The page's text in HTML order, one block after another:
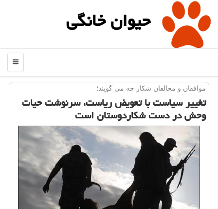
حیوان خانگی
منو
موافقان و مخالفان شكار چه می گویند؛
تغییر سیاست با تعویض ریاست، سرنوشت حیات
وحش در دست شكاردوستان است